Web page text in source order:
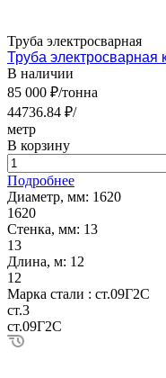
Труба электросварная
Труба электросварная
В наличии
85 000 ₽/тонна
44736.84 ₽/
метр
В корзину
Подробнее
Диаметр, мм: 1620
1620
Стенка, мм: 13
13
Длина, м: 12
12
Марка стали : ст.09Г2С
ст.3
ст.09Г2С